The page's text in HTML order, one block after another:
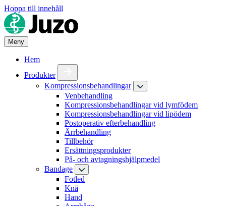
Hoppa till innehåll
Meny
Hem
Produkter
Kompressionsbehandlingar
Venbehandling
Kompressionsbehandlingar vid lymfödem
Kompressionsbehandlingar vid lipödem
Postoperativ efterbehandling
Ärrbehandling
Tillbehör
Ersättningsprodukter
På- och avtagningshjälpmedel
Bandage
Fotled
Knä
Hand